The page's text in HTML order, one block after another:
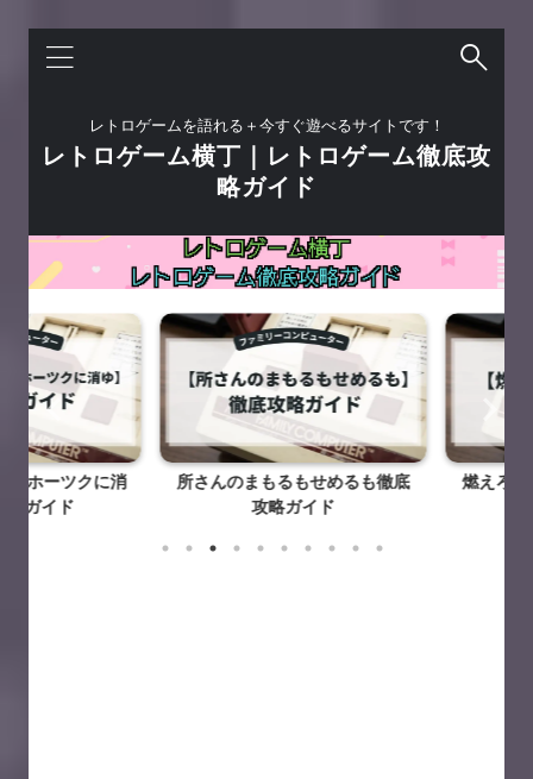
レトロゲームを語れる＋今すぐ遊べるサイトです！
レトロゲーム横丁｜レトロゲーム徹底攻
略ガイド
ーツクに消
イド
所さんのまもるもせめるも徹底
攻略ガイド
燃えろ！！